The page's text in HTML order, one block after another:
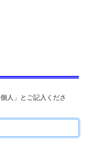
人」とご記入くださ